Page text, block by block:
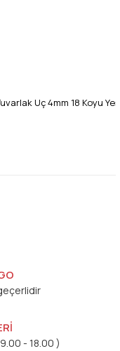
Uç 4mm 18 Koyu
- 18.00 )